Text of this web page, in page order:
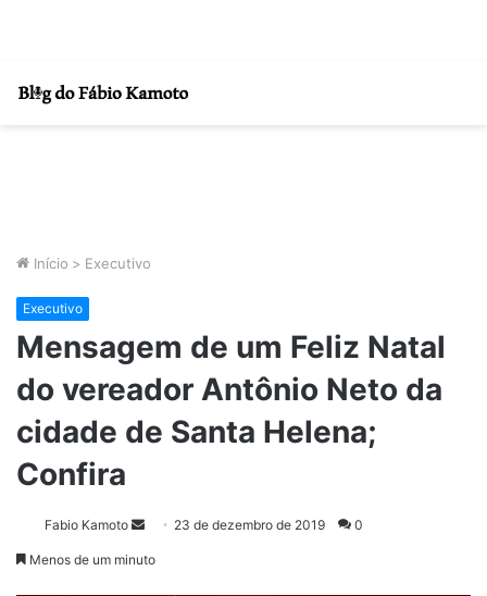
Início > Executivo
Executivo
Mensagem de um Feliz Natal
do vereador Antônio Neto da
cidade de Santa Helena;
Confira
Fabio Kamoto 23 de dezembro de 2019 0
Menos de um minuto